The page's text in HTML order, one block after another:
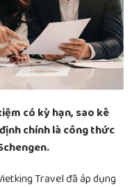
có kỳ hạn, sao kê
chính là công thức
Travel đã áp dụng